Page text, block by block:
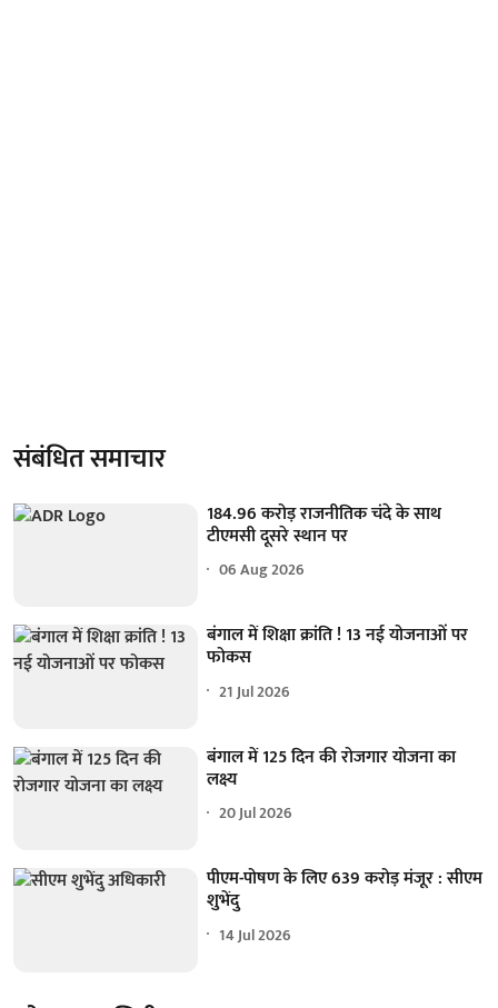
संबंधित समाचार
184.96 करोड़ राजनीतिक चंदे के साथ
टीएमसी दूसरे स्थान पर
06 Aug 2026
बंगाल में शिक्षा क्रांति ! 13 नई योजनाओं पर
फोकस
21 Jul 2026
बंगाल में 125 दिन की रोजगार योजना का
लक्ष्य
20 Jul 2026
पीएम-पोषण के लिए 639 करोड़ मंजूर : सीएम
शुभेंदु
14 Jul 2026